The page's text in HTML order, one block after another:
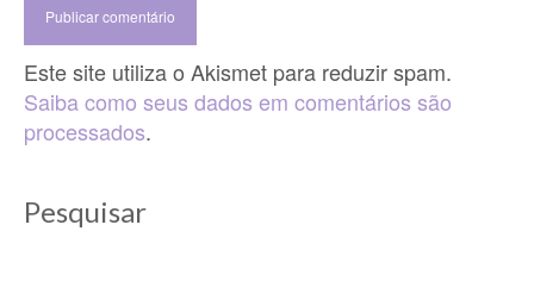
Este site utiliza o Akismet para reduzir spam.
Saiba como seus dados em comentários são
processados.
Pesquisar